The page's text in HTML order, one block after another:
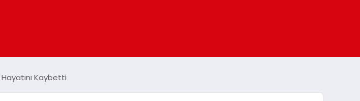
Kaybetti